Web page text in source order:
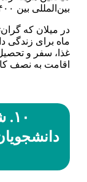
بین‌المللی بین ۴۰۰ تا ۶۰۰ یورو در ماه برآورد می‌شود.
ماه برای زندگی
غذا، سفر و
اقامت به نصف